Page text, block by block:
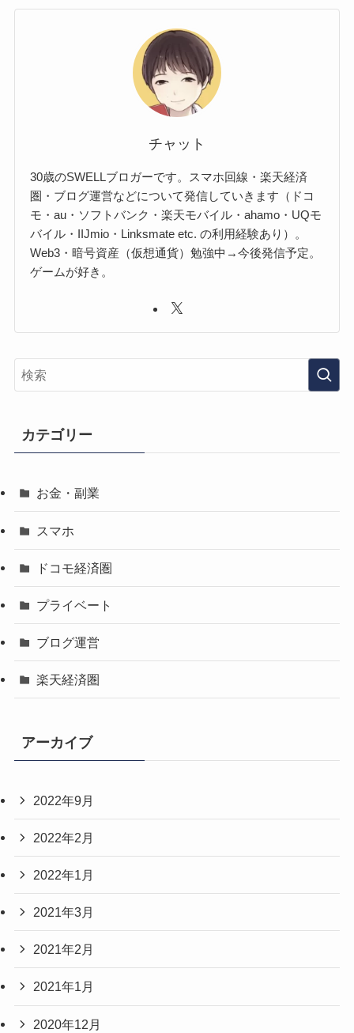
チャット
30歳のSWELLブロガーです。スマホ回線・楽天経済
圏・ブログ運営などについて発信していきます（ドコ
モ・au・ソフトバンク・楽天モバイル・ahamo・UQモ
バイル・IIJmio・Linksmate etc. の利用経験あり）。
Web3・暗号資産（仮想通貨）勉強中→今後発信予定。
ゲームが好き。
カテゴリー
お金・副業
スマホ
ドコモ経済圏
プライベート
ブログ運営
楽天経済圏
アーカイブ
2022年9月
2022年2月
2022年1月
2021年3月
2021年2月
2021年1月
2020年12月